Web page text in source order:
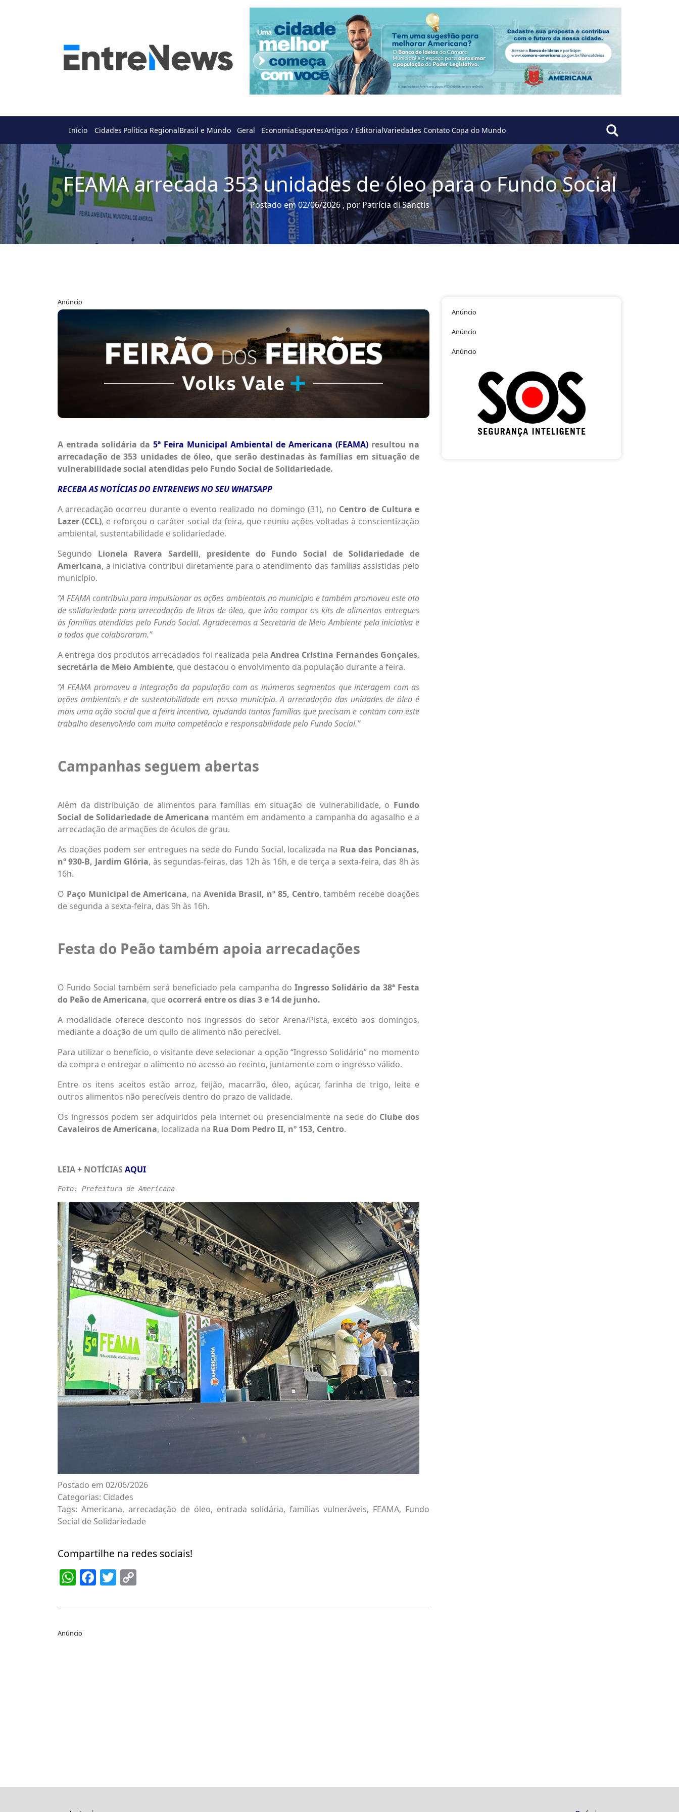
Início Cidades Política RegionalBrasil e Mundo Geral EconomiaEsportesArtigos / EditorialVariedades Contato Copa do Mundo
FEAMA arrecada 353 unidades de óleo para o Fundo Social
Postado em 02/06/2026 , por Patrícia di Sanctis
Anúncio
A entrada solidária da 5ª Feira Municipal Ambiental de Americana (FEAMA) resultou na
arrecadação de 353 unidades de óleo, que serão destinadas às famílias em situação de
vulnerabilidade social atendidas pelo Fundo Social de Solidariedade.
RECEBA AS NOTÍCIAS DO ENTRENEWS NO SEU WHATSAPP
A arrecadação ocorreu durante o evento realizado no domingo (31), no Centro de Cultura e
Lazer (CCL), e reforçou o caráter social da feira, que reuniu ações voltadas à conscientização
ambiental, sustentabilidade e solidariedade.
Segundo Lionela Ravera Sardelli, presidente do Fundo Social de Solidariedade de
Americana, a iniciativa contribui diretamente para o atendimento das famílias assistidas pelo
município.
“A FEAMA contribuiu para impulsionar as ações ambientais no município e também promoveu este ato
de solidariedade para arrecadação de litros de óleo, que irão compor os kits de alimentos entregues
às famílias atendidas pelo Fundo Social. Agradecemos a Secretaria de Meio Ambiente pela iniciativa e
a todos que colaboraram.”
A entrega dos produtos arrecadados foi realizada pela Andrea Cristina Fernandes Gonçales,
secretária de Meio Ambiente, que destacou o envolvimento da população durante a feira.
“A FEAMA promoveu a integração da população com os inúmeros segmentos que interagem com as
ações ambientais e de sustentabilidade em nosso município. A arrecadação das unidades de óleo é
mais uma ação social que a feira incentiva, ajudando tantas famílias que precisam e contam com este
trabalho desenvolvido com muita competência e responsabilidade pelo Fundo Social.”
Campanhas seguem abertas
Além da distribuição de alimentos para famílias em situação de vulnerabilidade, o Fundo
Social de Solidariedade de Americana mantém em andamento a campanha do agasalho e a
arrecadação de armações de óculos de grau.
As doações podem ser entregues na sede do Fundo Social, localizada na Rua das Poncianas,
nº 930-B, Jardim Glória, às segundas-feiras, das 12h às 16h, e de terça a sexta-feira, das 8h às
16h.
O Paço Municipal de Americana, na Avenida Brasil, nº 85, Centro, também recebe doações
de segunda a sexta-feira, das 9h às 16h.
Festa do Peão também apoia arrecadações
O Fundo Social também será beneficiado pela campanha do Ingresso Solidário da 38ª Festa
do Peão de Americana, queocorrerá entre os dias 3 e 14 de junho.
A modalidade oferece desconto nos ingressos do setor Arena/Pista, exceto aos domingos,
mediante a doação de um quilo de alimento não perecível.
Para utilizar o benefício, o visitante deve selecionar a opção “Ingresso Solidário” no momento
da compra e entregar o alimento no acesso ao recinto, juntamente com o ingresso válido.
Entre os itens aceitos estão arroz, feijão, macarrão, óleo, açúcar, farinha de trigo, leite e
outros alimentos não perecíveis dentro do prazo de validade.
Os ingressos podem ser adquiridos pela internet ou presencialmente na sede do Clube dos
Cavaleiros de Americana, localizada na Rua Dom Pedro II, nº 153, Centro.
LEIA + NOTÍCIAS AQUI
Foto: Prefeitura de Americana
Postado em 02/06/2026
Categorias: Cidades
Tags: Americana, arrecadação de óleo, entrada solidária,famílias vulneráveis, FEAMA, Fundo
Social de Solidariedade
Compartilhe na redes sociais!
WhatsApp
Facebook
Twitter
Anúncio
Anúncio
Anúncio
Anúncio